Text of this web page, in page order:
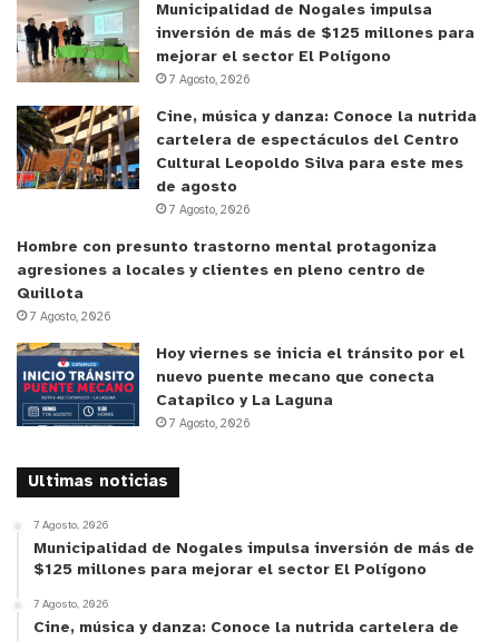
equipo, eso ha significado estar continuamente
trayendo médicos nuevos para reforzar estas
áreas; todo esto en el marco de tratar de generar
grupos de especialidades que se consoliden y
puedan dar una adecuada respuesta a las
necesidades de la población”.
En cuanto a las dificultades para llenar dichos
vacíos, el diagnóstico señala que la lejanía con las
grandes urbes, la carencia de universidades en
Quillota que impartan la carrera de Medicina, la
competencia con otros recintos hospitalarios o
clínicas para captar médicos especialistas atenta,
muchas veces, contra la posibilidad de atraer a
este recurso humano calificado como es el médico
especialista; no obstante, el Hospital Biprovincial,
con equipos médicos comprometidos, una
infraestructura y equipamiento de primer nivel, y la
complejización de sus prestaciones, debiese
atraer paulatinamente a nuevos facultativos.
Municipalidad de Nogales impulsa
inversión de más de $125 millones para
mejorar el sector El Polígono
7 Agosto, 2026
Cine, música y danza: Conoce la nutrida
cartelera de espectáculos del Centro
Cultural Leopoldo Silva para este mes
de agosto
7 Agosto, 2026
Hombre con presunto trastorno mental protagoniza
agresiones a locales y clientes en pleno centro de
Quillota
7 Agosto, 2026
Hoy viernes se inicia el tránsito por el
nuevo puente mecano que conecta
Catapilco y La Laguna
7 Agosto, 2026
Ultimas noticias
7 Agosto, 2026
Municipalidad de Nogales impulsa inversión de más de
$125 millones para mejorar el sector El Polígono
7 Agosto, 2026
Cine, música y danza: Conoce la nutrida cartelera de